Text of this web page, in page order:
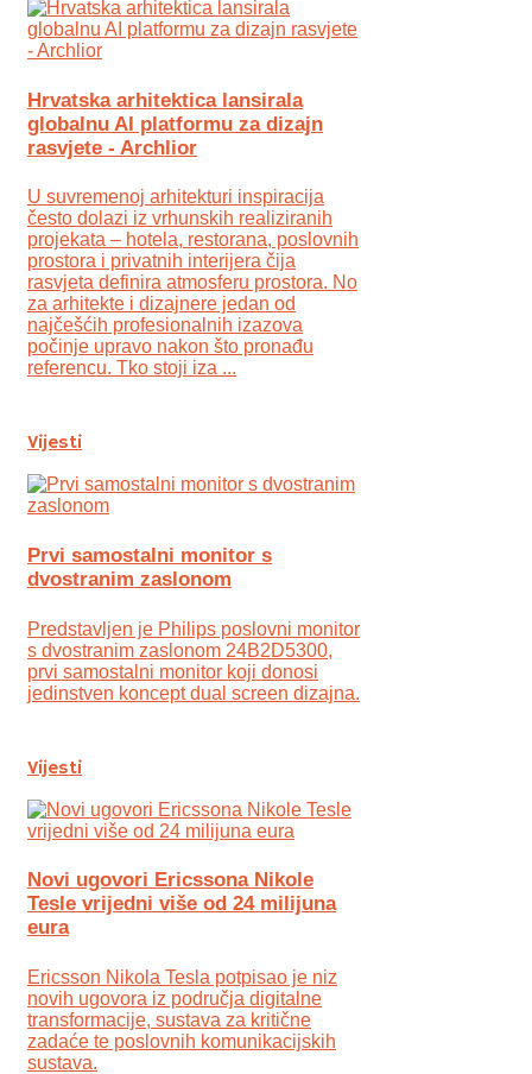
Hrvatska arhitektica lansirala
globalnu AI platformu za dizajn
rasvjete - Archlior
U suvremenoj arhitekturi inspiracija
često dolazi iz vrhunskih realiziranih
projekata – hotela, restorana, poslovnih
prostora i privatnih interijera čija
rasvjeta definira atmosferu prostora. No
za arhitekte i dizajnere jedan od
najčešćih profesionalnih izazova
počinje upravo nakon što pronađu
referencu. Tko stoji iza ...
Vijesti
Prvi samostalni monitor s
dvostranim zaslonom
Predstavljen je Philips poslovni monitor
s dvostranim zaslonom 24B2D5300,
prvi samostalni monitor koji donosi
jedinstven koncept dual screen dizajna.
Vijesti
Novi ugovori Ericssona Nikole
Tesle vrijedni više od 24 milijuna
eura
Ericsson Nikola Tesla potpisao je niz
novih ugovora iz područja digitalne
transformacije, sustava za kritične
zadaće te poslovnih komunikacijskih
sustava.